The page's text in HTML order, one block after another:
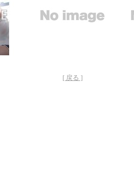
[ 戻る ]